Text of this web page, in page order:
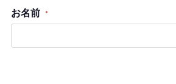
お名前 *